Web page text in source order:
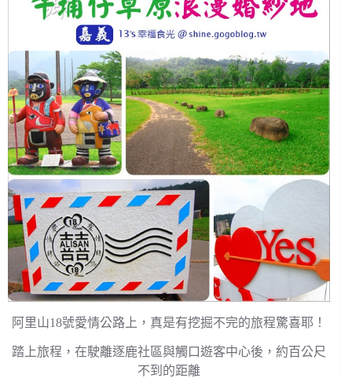
阿里山18號愛情公路上，真是有挖掘不完的旅程驚喜耶！
踏上旅程，在駛離逐鹿社區與觸口遊客中心後，約百公尺
不到的距離